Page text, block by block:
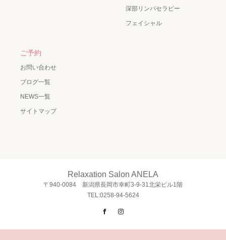
深部リンパセラピー
フェイシャル
ご予約
お問い合わせ
ブログ一覧
NEWS一覧
サイトマップ
Relaxation Salon ANELA
〒940-0084 新潟県長岡市幸町3-9-31北栄ビル1階
TEL:0258-94-5624
Facebook